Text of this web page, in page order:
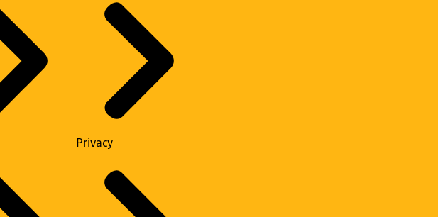
Privacy